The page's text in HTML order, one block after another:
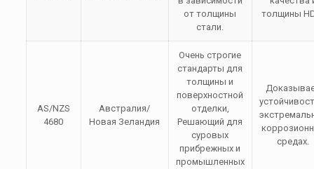
от толщины
стали.
толщины
AS/NZS
4680
Австралия/
Новая Зеландия
Очень строгие
стандарты для
толщины и
поверхностной
отделки,
Решающий для
суровых
прибрежных и
промышленных
средах.